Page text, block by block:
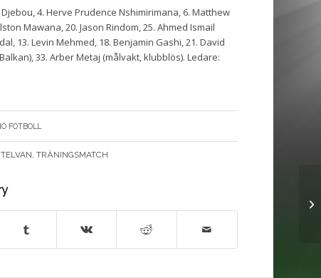
4. Herve Prudence Nshimirimana, 6. Matthew
Mawana, 20. Jason Rindom, 25. Ahmed Ismail
13. Levin Mehmed, 18. Benjamin Gashi, 21. David
33. Arber Metaj (målvakt, klubblös). Ledare:
FOTBOLL
,TRÄNINGSMATCH